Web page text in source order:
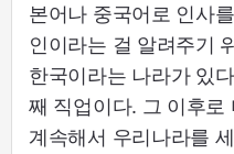
본어나 중국어로 인사
인이라는 걸 알려주기
한국이라는 나라가 있
째 직업이다. 그 이후로
계속해서 우리나라를